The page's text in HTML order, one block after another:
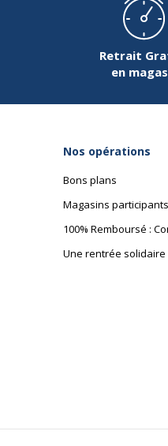
Retrait
en
Nos opérations
Bons plans
Magasins participants
100% Remboursé :
Une rentrée